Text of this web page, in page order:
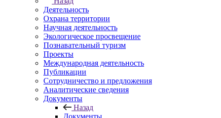
Деятельность
Охрана территории
Научная деятельность
Экологическое просвещение
Познавательный туризм
Проекты
Международная деятельность
Публикации
Сотрудничество и предложения
Аналитические сведения
Документы
Назад
Документы